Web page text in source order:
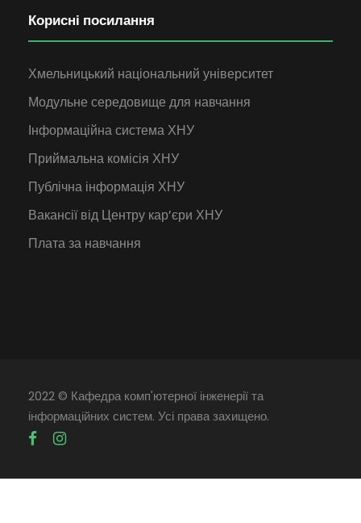
Корисні посилання
Хмельницький національний університет
Модульне середовище для навчання
Інформаційна система ХНУ
Приймальна комісія ХНУ
Публічна інформація ХНУ
Вакансії від Центру кар’єри ХНУ
Плата за навчання
2022 © Кафедра комп'ютерної інженерії та
інформаційних систем. Усі права захищено.